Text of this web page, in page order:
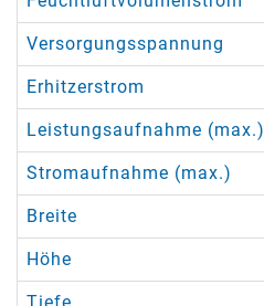
Versorgungsspannung
Erhitzerstrom
Leistungsaufnahme (max.)
Stromaufnahme (max.)
Breite
Höhe